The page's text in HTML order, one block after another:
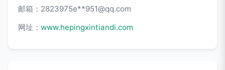
邮箱：2823975e**951@qq.com
网址： www.hepingxintiandi.com